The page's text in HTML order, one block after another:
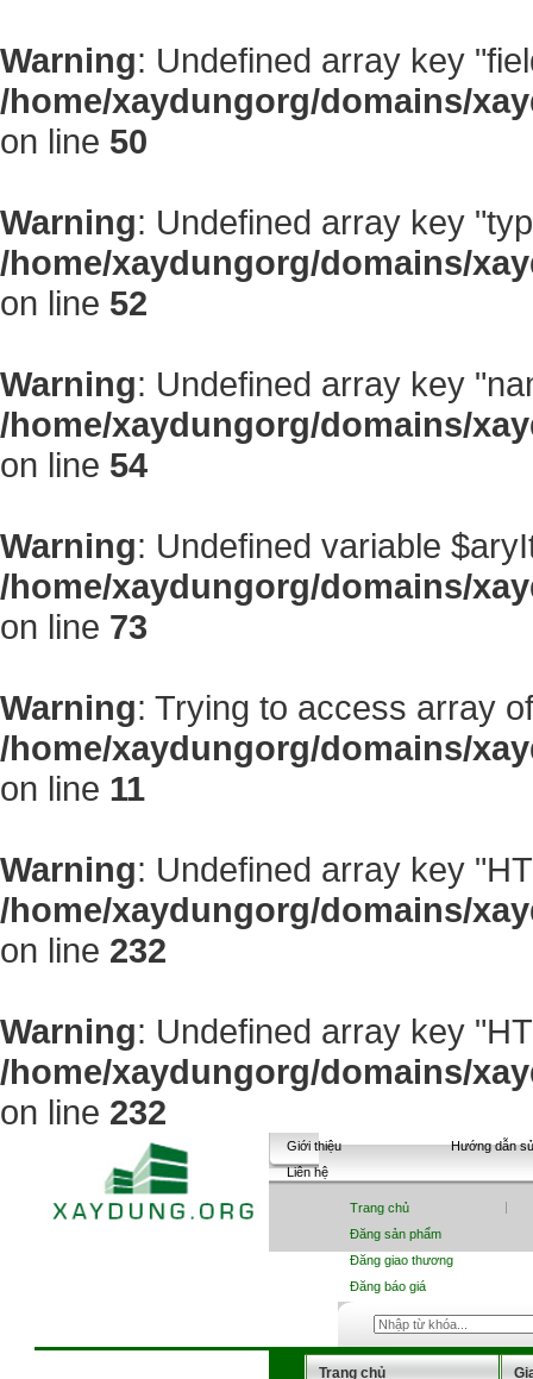
Warning: Undefined array key
/home/xaydungorg/domains/
on line 50
Warning: Undefined array key
/home/xaydungorg/domains/
on line 52
Warning: Undefined array key
/home/xaydungorg/domains/
on line 54
Warning: Undefined variable
/home/xaydungorg/domains/
on line 73
Warning: Trying to access array
/home/xaydungorg/domains/
on line 11
Warning: Undefined array key
/home/xaydungorg/domains/
on line 232
Warning: Undefined array key
/home/xaydungorg/domains/
on line 232
Giới thiệu
Hướng dẫn
Liên hệ
Trang chủ
Đăng sản phẩm
Đăng giao thương
Đăng báo giá
Trang chủ